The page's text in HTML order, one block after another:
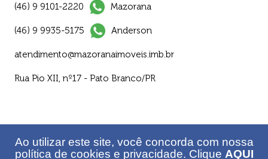
Ao utilizar este site, você concorda com nossa
política de cookies e privacidade. Clique AQUI
(46) 9 9101-2220 Mazorana
(46) 9 9935-5175 Anderson
atendimento@mazoranaimoveis.imb.br
Rua Pio XII, nº17 - Pato Branco/PR